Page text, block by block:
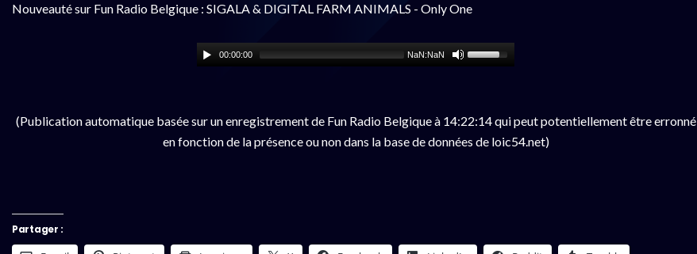
Nouveauté sur Fun Radio Belgique : SIGALA & DIGITAL FARM ANIMALS - Only One
00:00:00 NaN:NaN
(Publication automatique basée sur un enregistrement de Fun Radio Belgique à 14:22:14 qui peut potentiellement être erronné
en fonction de la présence ou non dans la base de données de loic54.net)
Partager :